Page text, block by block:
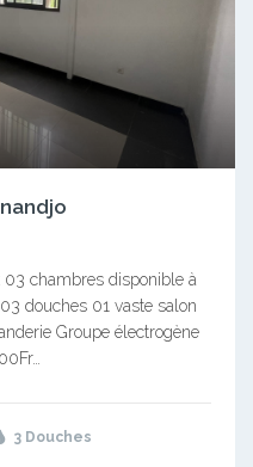
03 chambres disponible à
douches 01 vaste salon
Groupe électrogène
3 Douches